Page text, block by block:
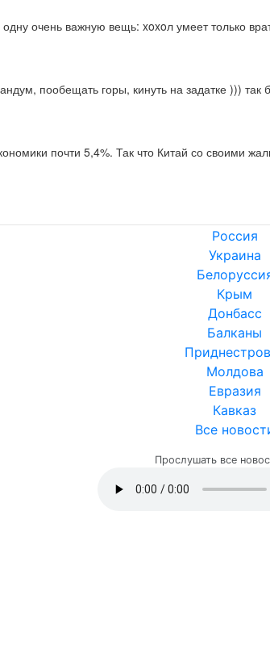
очень важную вещь: xoxoл умеет только
пообещать горы, кинуть на задатке )))
почти 5,4%. Так что Китай со своими
Россия
Украина
Крым
Донбасс
Балканы
Молдова
Евразия
Кавказ
Все
Прослушать все